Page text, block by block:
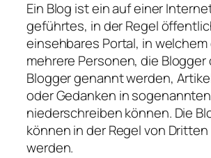
Ein Blog ist ein auf einer
geführtes, in der Regel
einsehbares Portal, in
mehrere Personen, die Blogger
Blogger genannt werden,
oder Gedanken in
niederschreiben können. Die
können in der Regel von
werden.